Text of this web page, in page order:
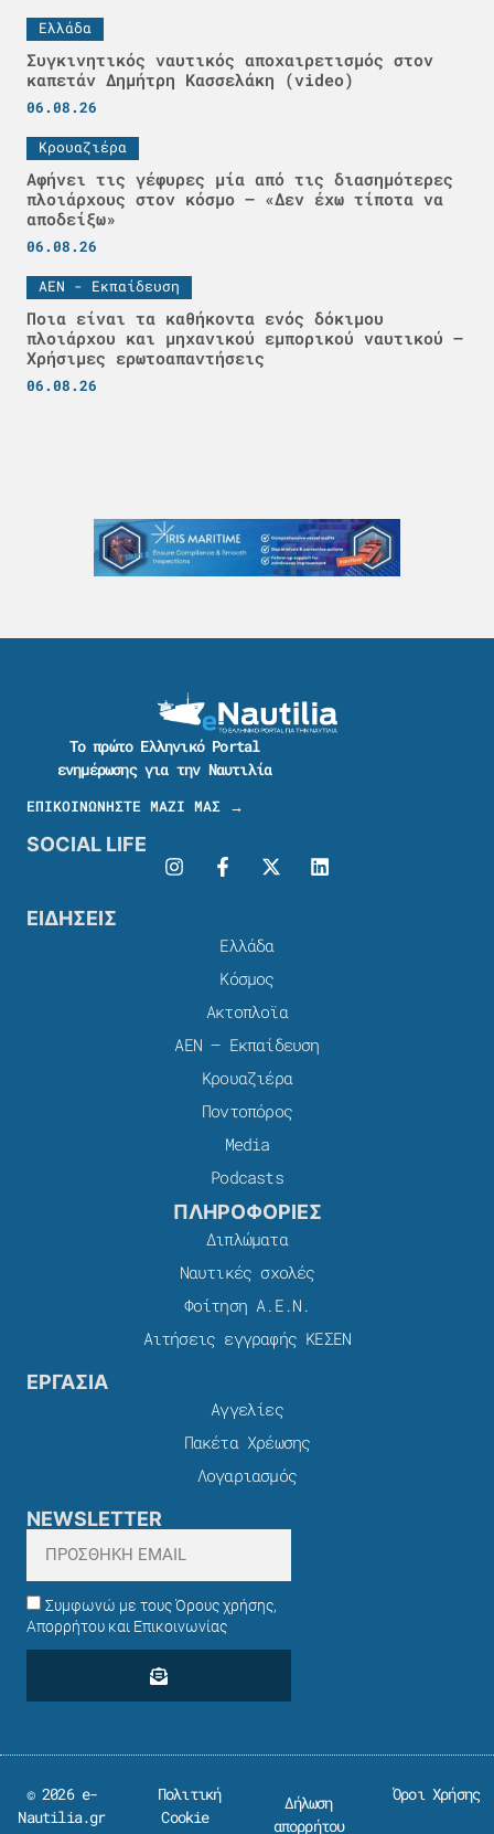
Ελλάδα
Συγκινητικός ναυτικός αποχαιρετισμός στον
καπετάν Δημήτρη Κασσελάκη (video)
06.08.26
Κρουαζιέρα
Αφήνει τις γέφυρες μία από τις διασημότερες
πλοιάρχους στον κόσμο – «Δεν έχω τίποτα να
αποδείξω»
06.08.26
ΑΕΝ - Εκπαίδευση
Ποια είναι τα καθήκοντα ενός δόκιμου
πλοιάρχου και μηχανικού εμπορικού ναυτικού –
Χρήσιμες ερωτοαπαντήσεις
06.08.26
Το πρώτο Ελληνικό Portal
ενημέρωσης για την Ναυτιλία
ΕΠΙΚΟΙΝΩΝΗΣΤΕ ΜΑΖΙ ΜΑΣ →
SOCIAL LIFE
ΕΙΔΗΣΕΙΣ
Ελλάδα
Κόσμος
Ακτοπλοϊα
ΑΕΝ – Εκπαίδευση
Κρουαζιέρα
Ποντοπόρος
Media
Podcasts
ΠΛΗΡΟΦΟΡΙΕΣ
Διπλώματα
Ναυτικές σχολές
Φοίτηση Α.Ε.Ν.
Αιτήσεις εγγραφής ΚΕΣΕΝ
ΕΡΓΑΣΙΑ
Αγγελίες
Πακέτα Χρέωσης​
Λογαριασμός
NEWSLETTER
Συμφωνώ με τους Όρους χρήσης,
Απορρήτου και Επικοινωνίας
© 2026 e-
Nautilia.gr
Πολιτική
Cookie
Δήλωση
απορρήτου
Όροι Χρήσης